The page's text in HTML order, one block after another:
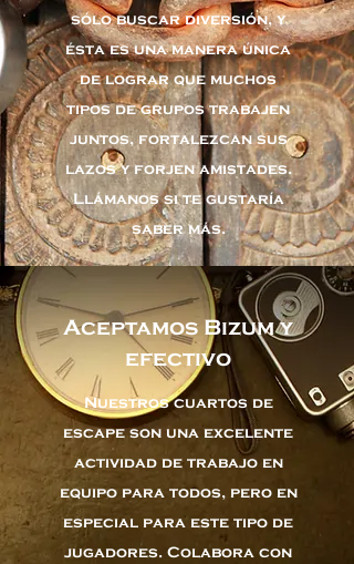
sólo buscar diversión, y
ésta es una manera única
de lograr que muchos
tipos de grupos trabajen
juntos, fortalezcan sus
lazos y forjen amistades.
Llámanos si te gustaría
saber más.
Aceptamos Bizum y
efectivo
Nuestros cuartos de
escape son una excelente
actividad de trabajo en
equipo para todos, pero en
especial para este tipo de
jugadores. Colabora con